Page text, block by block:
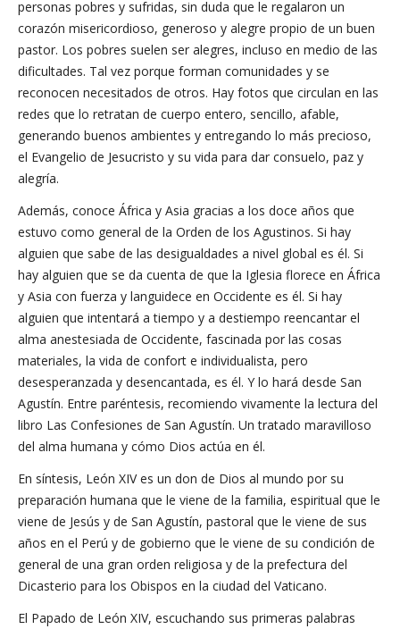
personas pobres y sufridas, sin duda que le regalaron un
corazón misericordioso, generoso y alegre propio de un buen
pastor. Los pobres suelen ser alegres, incluso en medio de las
dificultades. Tal vez porque forman comunidades y se
reconocen necesitados de otros. Hay fotos que circulan en las
redes que lo retratan de cuerpo entero, sencillo, afable,
generando buenos ambientes y entregando lo más precioso,
el Evangelio de Jesucristo y su vida para dar consuelo, paz y
alegría.
Además, conoce África y Asia gracias a los doce años que
estuvo como general de la Orden de los Agustinos. Si hay
alguien que sabe de las desigualdades a nivel global es él. Si
hay alguien que se da cuenta de que la Iglesia florece en África
y Asia con fuerza y languidece en Occidente es él. Si hay
alguien que intentará a tiempo y a destiempo reencantar el
alma anestesiada de Occidente, fascinada por las cosas
materiales, la vida de confort e individualista, pero
desesperanzada y desencantada, es él. Y lo hará desde San
Agustín. Entre paréntesis, recomiendo vivamente la lectura del
libro Las Confesiones de San Agustín. Un tratado maravilloso
del alma humana y cómo Dios actúa en él.
En síntesis, León XIV es un don de Dios al mundo por su
preparación humana que le viene de la familia, espiritual que le
viene de Jesús y de San Agustín, pastoral que le viene de sus
años en el Perú y de gobierno que le viene de su condición de
general de una gran orden religiosa y de la prefectura del
Dicasterio para los Obispos en la ciudad del Vaticano.
El Papado de León XIV, escuchando sus primeras palabras